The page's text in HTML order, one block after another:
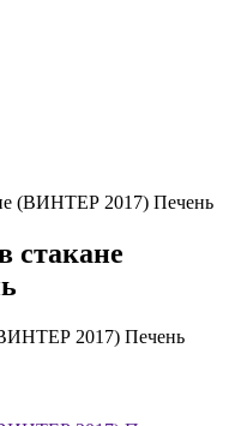
(ВИНТЕР 2017) Печень
стакане